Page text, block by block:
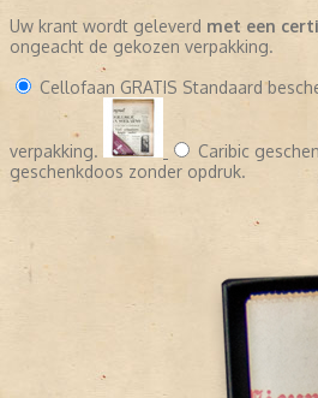
Uw krant wordt geleverd met een
ongeacht de gekozen verpakking.
Cellofaan GRATIS Standaard
verpakking. Caribic
geschenkdoos zonder opdruk.